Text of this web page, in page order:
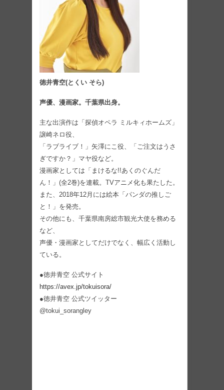
徳井青空(とくい そら)
声優、漫画家。千葉県出身。
主な出演作は「探偵オペラ ミルキィホームズ」
譲崎ネロ役、
「ラブライブ！」矢澤にこ役、「ご注文はうさ
ぎですか？」マヤ役など。
漫画家としては「まけるな!!あくのぐんだ
ん！」(全2巻)を連載。TVアニメ化も果たした。
また、2018年12月には絵本「パンダの推しご
と！」を発売。
その他にも、千葉県南房総市観光大使を務める
など、
声優・漫画家としてだけでなく、幅広く活動し
ている。
●徳井青空 公式サイト
https://avex.jp/tokuisora/
●徳井青空 公式ツイッター
@tokui_sorangley